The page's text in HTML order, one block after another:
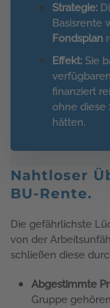
Strategie:
Basisrente
Fondsplan
Effekt: Sie
finanziert
ohne diese
hätten.
Nahtloser
BU-Rente.
Die gefährlichste
von der
schließen diese
Abgestimmte
Gruppe